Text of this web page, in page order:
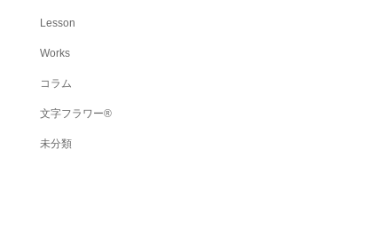
Lesson
Works
コラム
文字フラワー®
未分類